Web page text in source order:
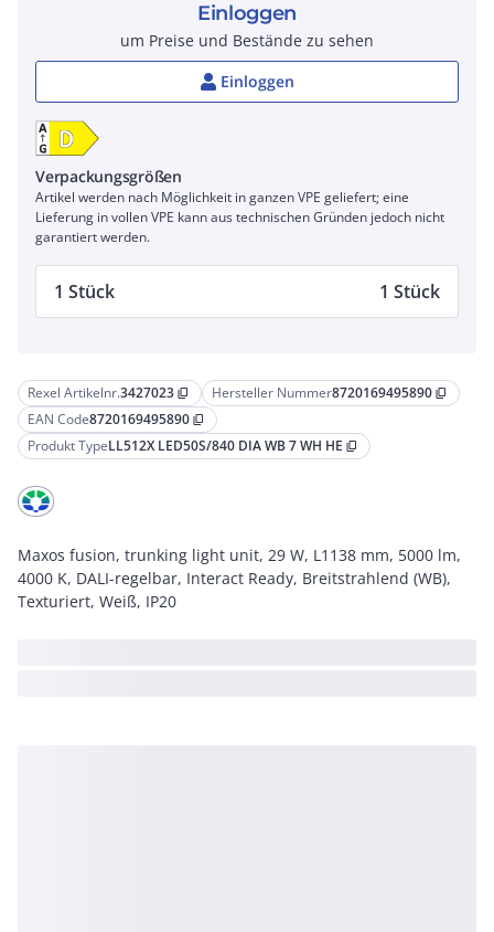
Rexel Artikelnr.3427023 content_copy Hersteller Nummer8720169495890 content_copy
EAN Code8720169495890 content_copy
Produkt TypeLL512X LED50S/840 DIA WB 7 WH HE content_copy
Maxos fusion, trunking light unit, 29 W, L1138 mm, 5000 lm,
4000 K, DALI-regelbar, Interact Ready, Breitstrahlend (WB),
Texturiert, Weiß, IP20
Einloggen
um Preise und Bestände zu sehen
Einloggen
Verpackungsgrößen
Artikel werden nach Möglichkeit in ganzen VPE geliefert; eine
Lieferung in vollen VPE kann aus technischen Gründen jedoch nicht
garantiert werden.
1 Stück 1 Stück